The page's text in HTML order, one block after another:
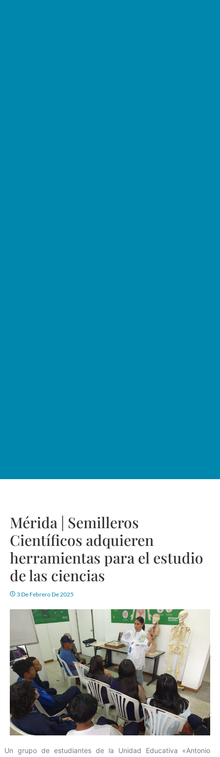
Mérida | Semilleros
Científicos adquieren
herramientas para el estudio
de las ciencias
3 De Febrero De 2025
Un grupo de estudiantes de la Unidad Educativa «Antonio